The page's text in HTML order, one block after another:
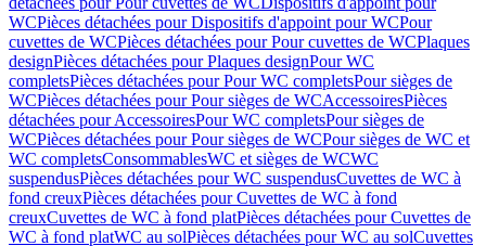
WCPièces détachées pour Dispositifs d'appoint pour WCPour
cuvettes de WCPièces détachées pour Pour cuvettes de WCPlaques
designPièces détachées pour Plaques designPour WC
completsPièces détachées pour Pour WC completsPour sièges de
WCPièces détachées pour Pour sièges de WCAccessoiresPièces
détachées pour AccessoiresPour WC completsPour sièges de
WCPièces détachées pour Pour sièges de WCPour sièges de WC et
WC completsConsommablesWC et sièges de WCWC
suspendusPièces détachées pour WC suspendusCuvettes de WC à
fond creuxPièces détachées pour Cuvettes de WC à fond
creuxCuvettes de WC à fond platPièces détachées pour Cuvettes de
WC à fond platWC au solPièces détachées pour WC au solCuvettes